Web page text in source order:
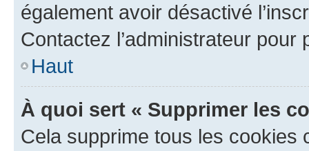
également avoir désactivé
Contactez l’administrateur
Haut
À quoi sert « Supprimer les
Cela supprime tous les cookies